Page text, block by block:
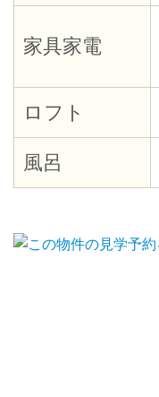
家具家電
ロフト
風呂